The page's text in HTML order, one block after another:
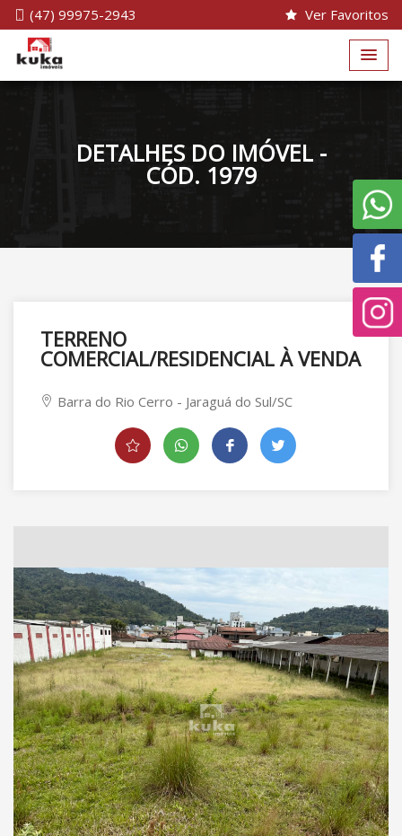
(47) 99975-2943 Ver Favoritos
DETALHES DO IMÓVEL -
CÓD. 1979
TERRENO
COMERCIAL/RESIDENCIAL À VENDA
Barra do Rio Cerro - Jaraguá do Sul/SC